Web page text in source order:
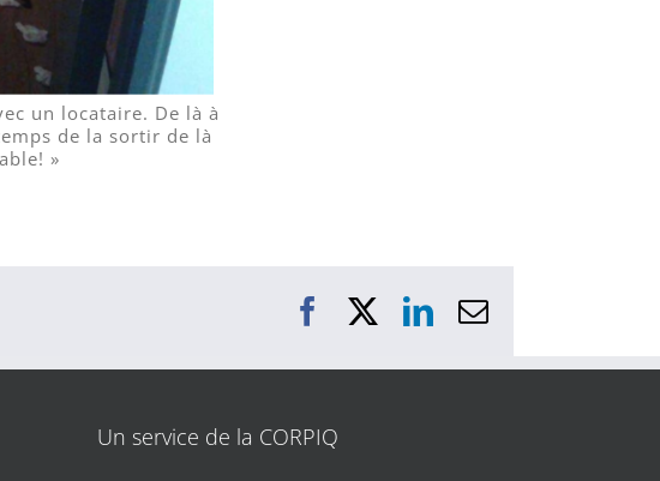
un locataire. De là à
de la sortir de là
»
Facebook LinkedIn
Un service de la CORPIQ